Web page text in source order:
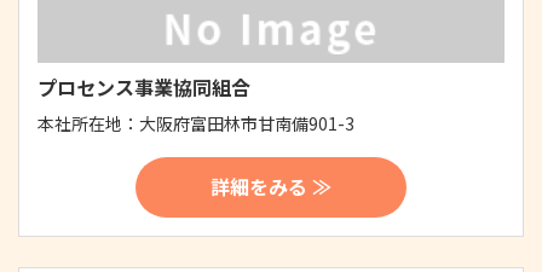
プロセンス事業協同組合
本社所在地： 大阪府富田林市甘南備901-3
詳細をみる ≫